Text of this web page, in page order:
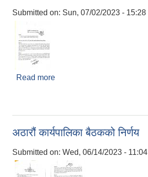
Submitted on: Sun, 07/02/2023 - 15:28
Read more
अठारौं कार्यपालिका बैठकको निर्णय
Submitted on: Wed, 06/14/2023 - 11:04